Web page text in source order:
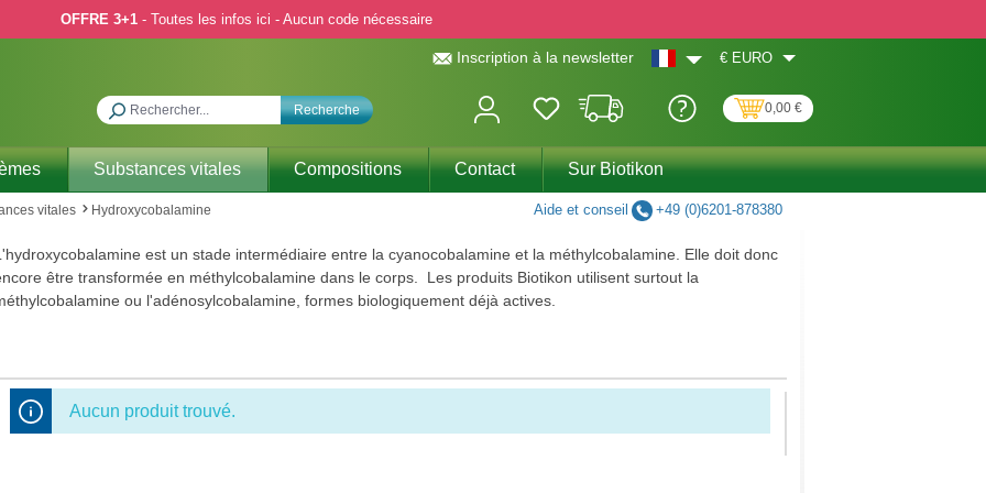
OFFRE 3+1 - Toutes les infos ici - Aucun code nécessaire
Inscription à la newsletter € EURO
Recherche 0,00 €
Substances vitales Compositions Contact Sur Biotikon
vitales Hydroxycobalamine Aide et conseil +49 (0)6201-878380
est un stade intermédiaire entre la cyanocobalamine et la méthylcobalamine. Elle doit donc
être transformée en méthylcobalamine dans le corps. Les produits Biotikon utilisent surtout la
ou l'adénosylcobalamine, formes biologiquement déjà actives.
Aucun produit trouvé.